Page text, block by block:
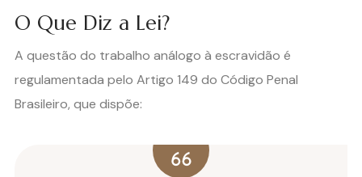
O Que Diz a Lei?
A questão do trabalho análogo à escravidão é
regulamentada pelo Artigo 149 do Código Penal
Brasileiro, que dispõe: